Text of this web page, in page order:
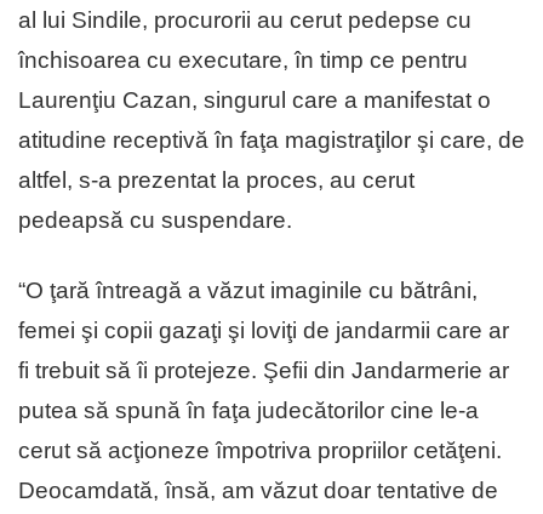
al lui Sindile, procurorii au cerut pedepse cu
închisoarea cu executare, în timp ce pentru
Laurenţiu Cazan, singurul care a manifestat o
atitudine receptivă în faţa magistraţilor şi care, de
altfel, s-a prezentat la proces, au cerut
pedeapsă cu suspendare.
“O ţară întreagă a văzut imaginile cu bătrâni,
femei şi copii gazaţi şi loviţi de jandarmii care ar
fi trebuit să îi protejeze. Şefii din Jandarmerie ar
putea să spună în faţa judecătorilor cine le-a
cerut să acţioneze împotriva propriilor cetăţeni.
Deocamdată, însă, am văzut doar tentative de